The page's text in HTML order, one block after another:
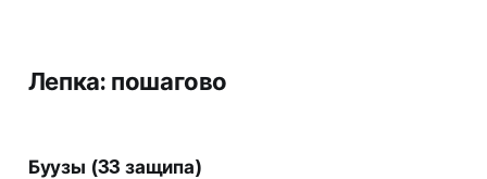
Лепка: пошагово
Буузы (33 защипа)